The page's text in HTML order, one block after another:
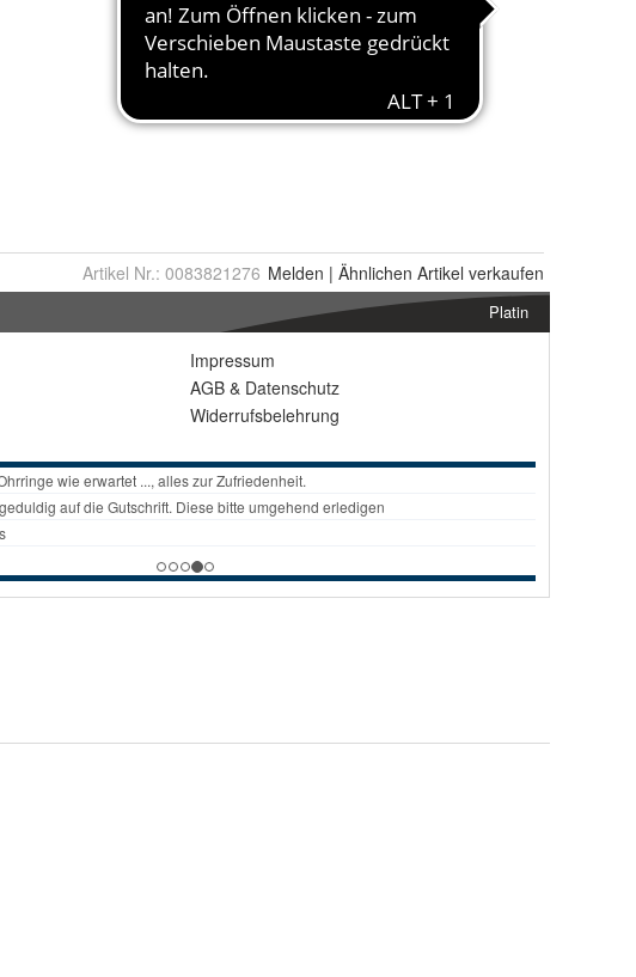
Artikel Nr.: 0083821276 Melden | Ähnlichen Artikel verkaufen
Platin
Impressum
AGB & Datenschutz
Widerrufsbelehrung